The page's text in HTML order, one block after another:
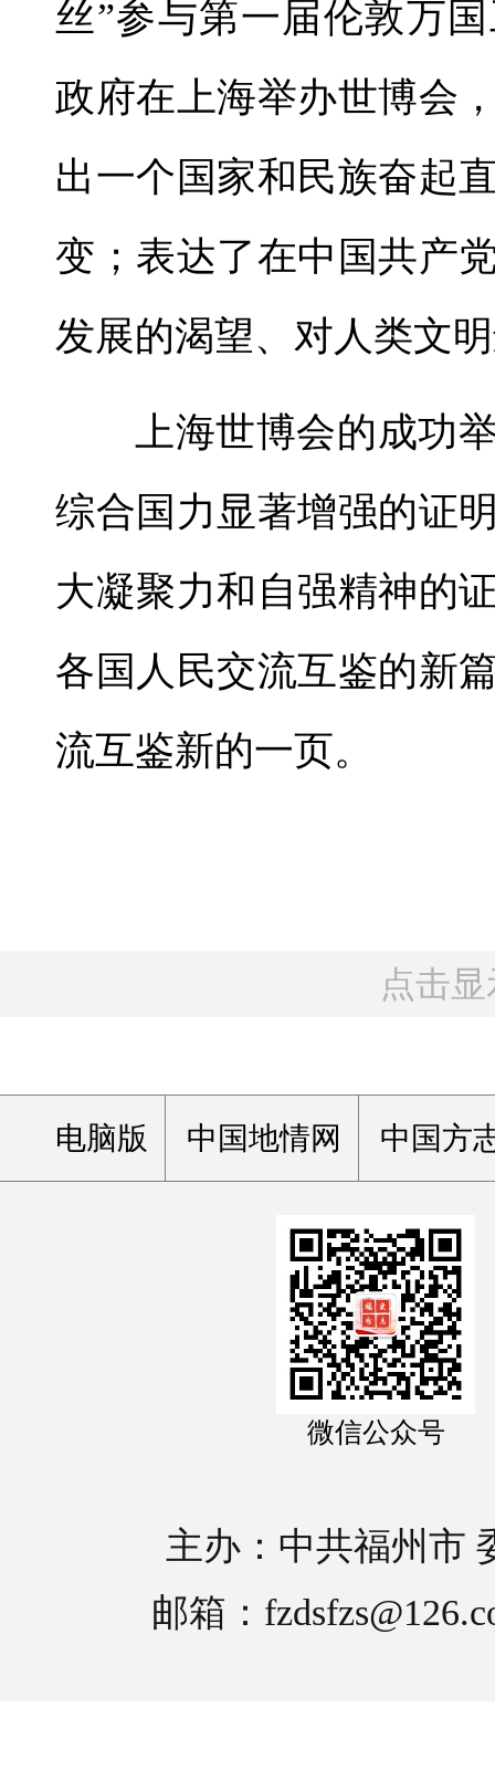
丝”参与第一届伦敦万
政府在上海举办世博会
出一个国家和民族奋起
变；表达了在中国共产
发展的渴望、对人类文
上海世博会的成功
综合国力显著增强的证
大凝聚力和自强精神的
各国人民交流互鉴的新
流互鉴新的一页。
点击
电脑版 中国地情网 中国方
微信公众号
主办：中共福州市
邮箱：